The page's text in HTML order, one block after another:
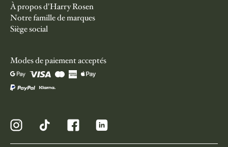
À propos d'Harry Rosen
Notre famille de marques
Siège social
Modes de paiement acceptés